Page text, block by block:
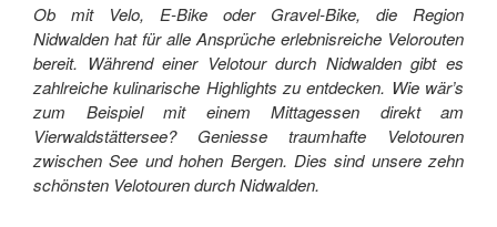
Ob mit Velo, E-Bike oder Gravel-Bike, die Region
Nidwalden hat für alle Ansprüche erlebnisreiche Velorouten
bereit. Während einer Velotour durch Nidwalden gibt es
zahlreiche kulinarische Highlights zu entdecken. Wie wär’s
zum Beispiel mit einem Mittagessen direkt am
Vierwaldstättersee? Geniesse traumhafte Velotouren
zwischen See und hohen Bergen. Dies sind unsere zehn
schönsten Velotouren durch Nidwalden.